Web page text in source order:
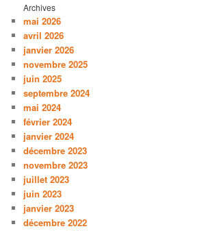
Archives
mai 2026
avril 2026
janvier 2026
novembre 2025
juin 2025
septembre 2024
mai 2024
février 2024
janvier 2024
décembre 2023
novembre 2023
juillet 2023
juin 2023
janvier 2023
décembre 2022